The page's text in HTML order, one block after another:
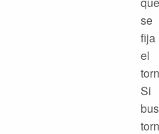
se
fija
el
Si